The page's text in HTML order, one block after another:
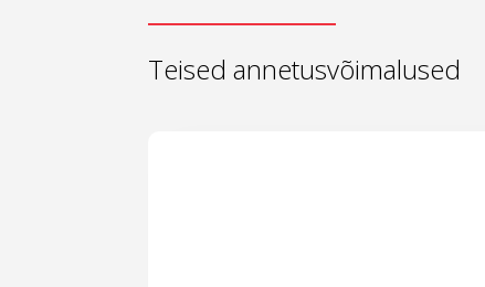
Teised annetusvõimalused